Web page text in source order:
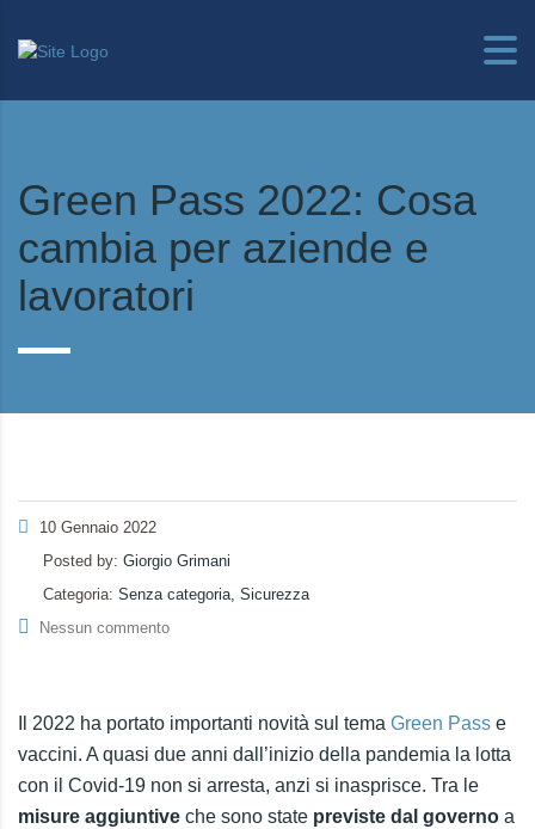
Green Pass 2022: Cosa
cambia per aziende e
lavoratori
10 Gennaio 2022
Posted by: Giorgio Grimani
Categoria: Senza categoria, Sicurezza
Nessun commento
Il 2022 ha portato importanti novità sul tema Green Pass e
vaccini. A quasi due anni dall’inizio della pandemia la lotta
con il Covid-19 non si arresta, anzi si inasprisce. Tra le
misure aggiuntive che sono state previste dal governo a